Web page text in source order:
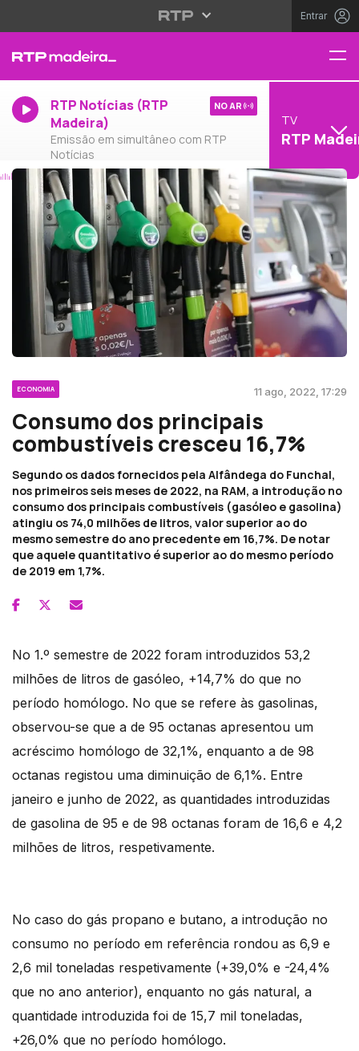
Entrar
RTP Notícias (RTP
Madeira)
Emissão em simultâneo com RTP
Notícias
NO AR
TV
RTP
ECONOMIA 11 ago, 2022, 17:29
Consumo dos principais
combustíveis cresceu 16,7%
Segundo os dados fornecidos pela Alfândega do Funchal,
nos primeiros seis meses de 2022, na RAM, a introdução no
consumo dos principais combustíveis (gasóleo e gasolina)
atingiu os 74,0 milhões de litros, valor superior ao do
mesmo semestre do ano precedente em 16,7%. De notar
que aquele quantitativo é superior ao do mesmo período
de 2019 em 1,7%.
No 1.º semestre de 2022 foram introduzidos 53,2
milhões de litros de gasóleo, +14,7% do que no
período homólogo. No que se refere às gasolinas,
observou-se que a de 95 octanas apresentou um
acréscimo homólogo de 32,1%, enquanto a de 98
octanas registou uma diminuição de 6,1%. Entre
janeiro e junho de 2022, as quantidades introduzidas
de gasolina de 95 e de 98 octanas foram de 16,6 e 4,2
milhões de litros, respetivamente.
No caso do gás propano e butano, a introdução no
consumo no período em referência rondou as 6,9 e
2,6 mil toneladas respetivamente (+39,0% e -24,4%
que no ano anterior), enquanto no gás natural, a
quantidade introduzida foi de 15,7 mil toneladas,
+26,0% que no período homólogo.